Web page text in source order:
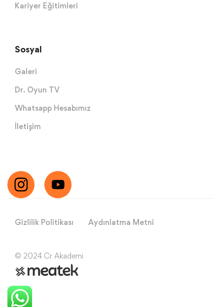
Kariyer Eğitimleri
Sosyal
Galeri
Dr. Oyun TV
Whatsapp Hesabımız
İletişim
Gizlilik Politikası Aydınlatma Metni
© 2024 Cr Akademi